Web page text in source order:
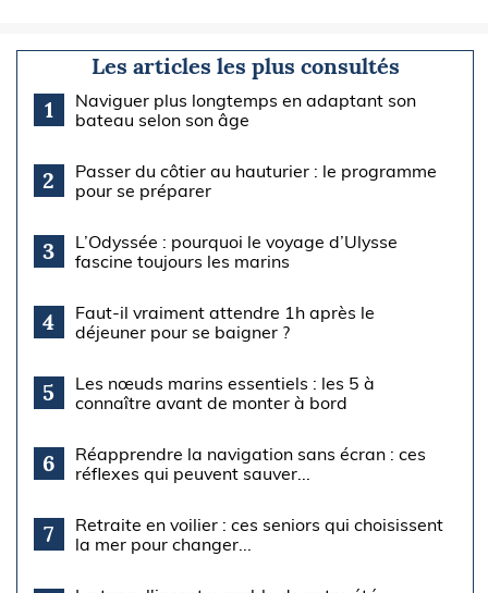
Les articles les plus consultés
1
Naviguer plus longtemps en adaptant son
bateau selon son âge
2
Passer du côtier au hauturier : le programme
pour se préparer
3
L’Odyssée : pourquoi le voyage d’Ulysse
fascine toujours les marins
4
Faut-il vraiment attendre 1h après le
déjeuner pour se baigner ?
5
Les nœuds marins essentiels : les 5 à
connaître avant de monter à bord
6
Réapprendre la navigation sans écran : ces
réflexes qui peuvent sauver...
7
Retraite en voilier : ces seniors qui choisissent
la mer pour changer...